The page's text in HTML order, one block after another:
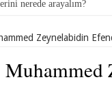
nerede arayalım?
Zeynelabidin
Muhammed